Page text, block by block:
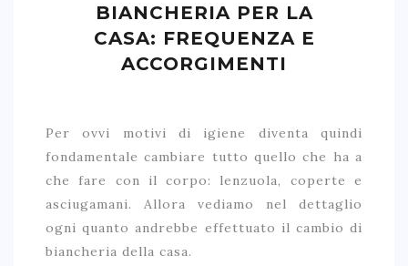
BIANCHERIA PER LA
CASA: FREQUENZA E
ACCORGIMENTI
Per ovvi motivi di igiene diventa quindi
fondamentale cambiare tutto quello che ha a
che fare con il corpo: lenzuola, coperte e
asciugamani. Allora vediamo nel dettaglio
ogni quanto andrebbe effettuato il cambio di
biancheria della casa.